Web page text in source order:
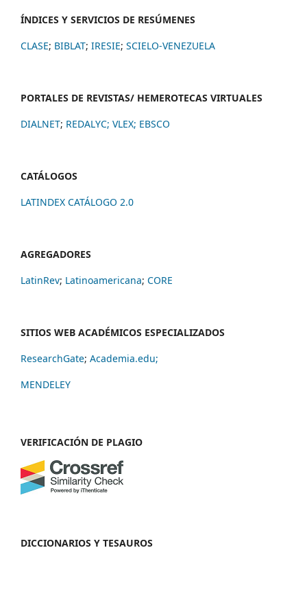
ÍNDICES Y SERVICIOS DE RESÚMENES
CLASE; BIBLAT; IRESIE; SCIELO-VENEZUELA
PORTALES DE REVISTAS/ HEMEROTECAS VIRTUALES
DIALNET; REDALYC; VLEX; EBSCO
CATÁLOGOS
LATINDEX CATÁLOGO 2.0
AGREGADORES
LatinRev; Latinoamericana; CORE
SITIOS WEB ACADÉMICOS ESPECIALIZADOS
ResearchGate; Academia.edu;
MENDELEY
VERIFICACIÓN DE PLAGIO
DICCIONARIOS Y TESAUROS